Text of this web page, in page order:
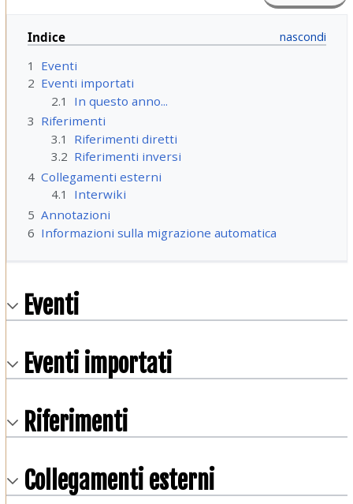
Indice
1
Eventi
2 Eventi importati
2.1
In questo anno...
3 Riferimenti
3.1
Riferimenti diretti
3.2 Riferimenti inversi
4 Collegamenti esterni
4.1
Interwiki
5 Annotazioni
6 Informazioni sulla migrazione automatica
Eventi
Eventi importati
Riferimenti
Collegamenti esterni